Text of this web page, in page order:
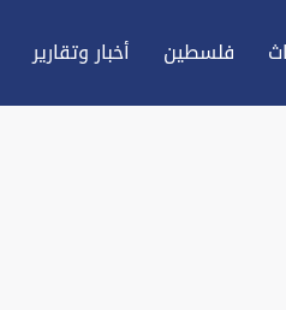
فلسطين أخبار وتقارير